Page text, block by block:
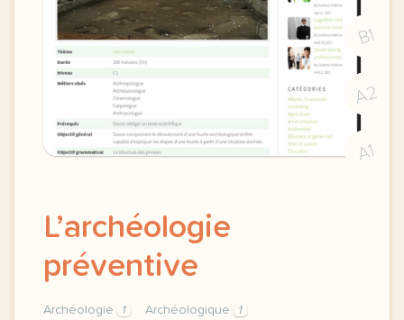
B1
A2
A1
L’archéologie
préventive
Archéologie 1 Archéologique
1